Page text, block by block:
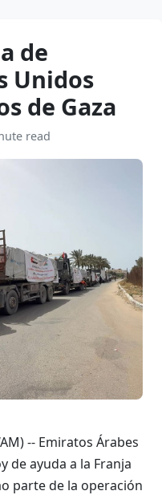
de
Unidos
de Gaza
read
-- Emiratos Árabes
de ayuda a la Franja
parte de la operación